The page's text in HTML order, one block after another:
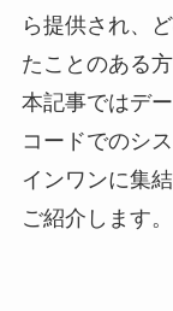
ら提供され、
たことのある
本記事ではデ
コードでのシ
インワンに集
ご紹介します。